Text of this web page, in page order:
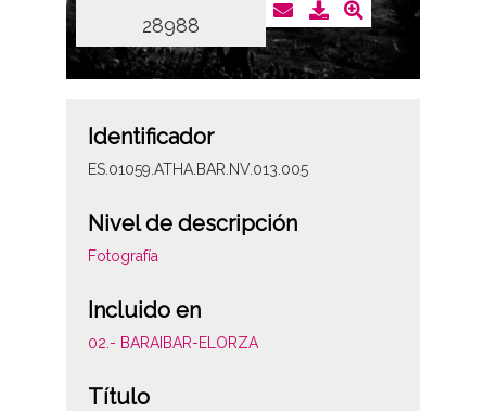
28988
Identificador
ES.01059.ATHA.BAR.NV.013.005
Nivel de descripción
Fotografía
Incluido en
02.- BARAIBAR-ELORZA
Título